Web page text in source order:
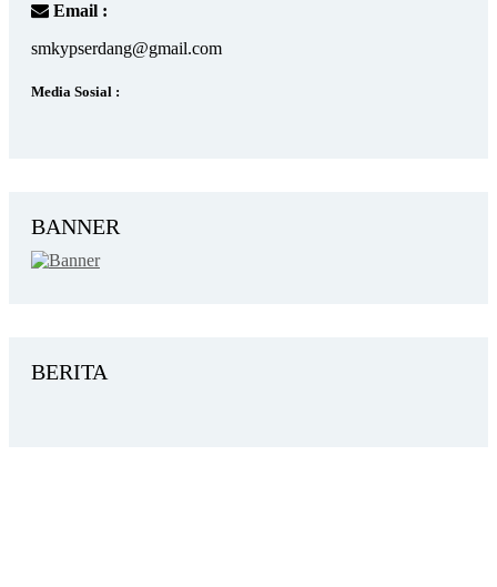
Email :
smkypserdang@gmail.com
Media Sosial :
BANNER
BERITA